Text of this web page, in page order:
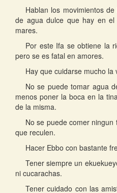
Hablan los movimientos
de agua dulce que hay en
mares.
Por este Ifa se obtiene la
pero se es fatal en amores.
Hay que cuidarse mucho la
No se puede tomar agua
menos poner la boca en la
de la misma.
No se puede comer
que reculen.
Hacer Ebbo con bastante
Tener siempre un
ni cucarachas.
Tener cuidado con las